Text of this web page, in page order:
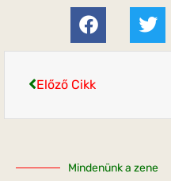
Előző Cikk
Mindenünk a zene